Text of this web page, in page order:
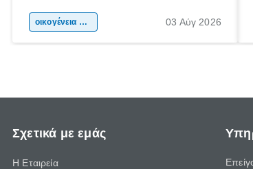
χώρας. Είτε πρόκειται για λίγες μέρες
οικογένεια & παιδί 03 Αύγ 2026
Σχετικά με εμάς
Η Εταιρεία